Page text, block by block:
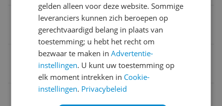
Inclusief wielen
Dometic
MPN (Manufacturer Part Number)
gelden alleen voor deze website. Sommige
leveranciers kunnen zich beroepen op
gerechtvaardigd belang in plaats van
toestemming; u hebt het recht om
bezwaar te maken inAdvertentie-
instellingen. U kunt uw toestemming op
elk moment intrekken in Cookie-
instellingen. Privacybeleid